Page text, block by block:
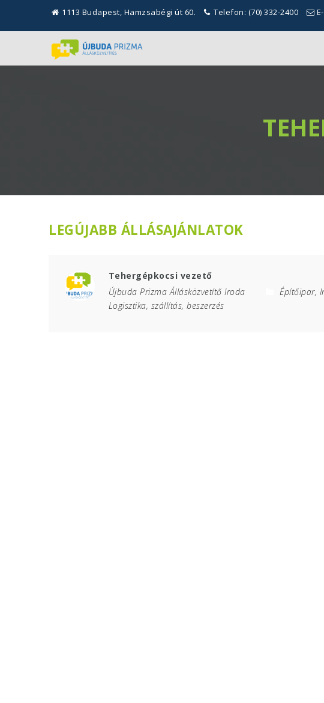
1113 Budapest, Hamzsabégi út 60. Telefon: (70) 332-2400
LEGÚJABB ÁLLÁSAJÁNLATOK
Tehergépkocsi vezető
Újbuda Prizma Állásközvetítő Iroda
Építőipar,
Logisztika, szállítás, beszerzés